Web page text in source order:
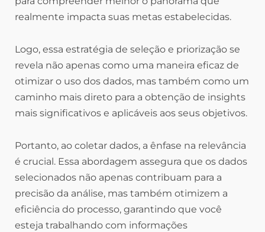
realmente impacta suas metas estabelecidas.
Logo, essa estratégia de seleção e priorização se
revela não apenas como uma maneira eficaz de
otimizar o uso dos dados, mas também como um
caminho mais direto para a obtenção de insights
mais significativos e aplicáveis aos seus objetivos.
Portanto, ao coletar dados, a ênfase na relevância
é crucial. Essa abordagem assegura que os dados
selecionados não apenas contribuam para a
precisão da análise, mas também otimizem a
eficiência do processo, garantindo que você
esteja trabalhando com informações